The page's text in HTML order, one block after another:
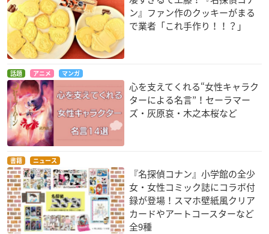
ン』ファン作のクッキーがまる
で業者「これ手作り！！？」
話題 アニメ マンガ
心を支えてくれる“女性キャラク
ターによる名言”！セーラマー
ズ・灰原哀・木之本桜など
書籍 ニュース
『名探偵コナン』小学館の全少
女・女性コミック誌にコラボ付
録が登場！スマホ壁紙風クリア
カードやアートコースターなど
全9種